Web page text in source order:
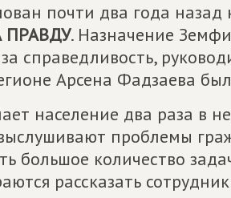
почти два года назад
ПРАВДУ. Назначение
справедливость,
Арсена Фадзаева
население два раза в
проблемы
большое количество
рассказать